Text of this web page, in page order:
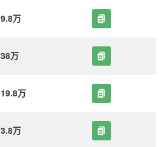
9.8万
38万
19.8万
3.8万